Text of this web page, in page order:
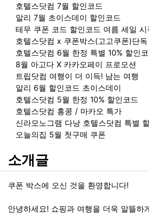
호텔스닷컴 7월 할인코드
알리 7월 초이스데이 할인코드
테무 쿠폰 코드 할인코드 여름 세일 시
호텔스닷컴 6월 한정 특별 10% 할인
8월 아고다 X 카카오페이 프로모션
트립닷컴 여행이 더 이득! 남는 여행
알리 6월 할인코드 초이스데이
호텔스닷컴 5월 한정 10% 할인코드
호텔스닷컴 홍콩 / 마카오 특가
신라모노그램 다낭 호텔스닷컴 특별
오늘의집 5월 첫구매 쿠폰
소개글
쿠폰 박스에 오신 것을 환영합니다!
안녕하세요! 쇼핑과 여행을 더욱 알뜰하